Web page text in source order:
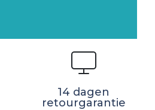
14 dagen
retourgarantie